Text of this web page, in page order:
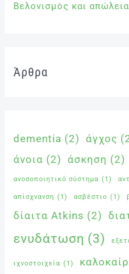
Βελονισμός και
Άρθρα
dementia (2) άγχος
άνοια (2) άσκηση (2)
ανοσοποιητικό σύστημα (1)
απίσχνανση (1) ασβέστιο (1)
δίαιτα Atkins (2)
ενυδάτωση (3)
ιχνοστοιχεία (1)